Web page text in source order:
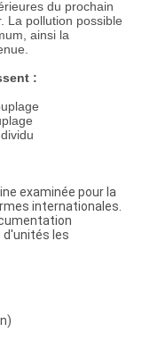
du prochain
La pollution possible
ainsi la
:
examinée pour la
internationales.
les